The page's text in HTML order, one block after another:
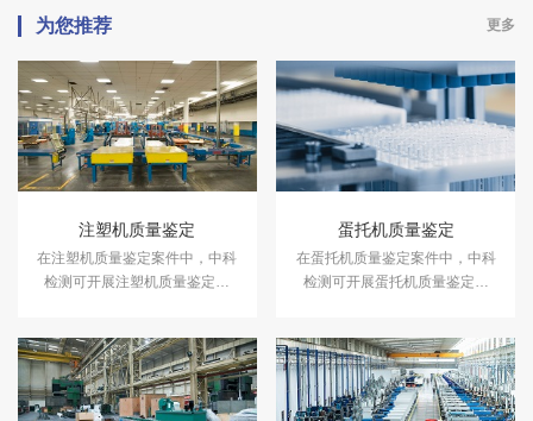
为您推荐 更多
注塑机质量鉴定
在注塑机质量鉴定案件中，中科
检测可开展注塑机质量鉴定服
蛋托机质量鉴定
在蛋托机质量鉴定案件中，中科
检测可开展蛋托机质量鉴定服